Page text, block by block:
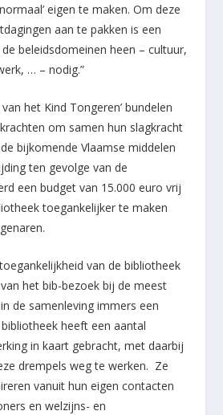
eigen te maken. Om deze
aan te pakken is een
beleidsdomeinen heen – cultuur,
… – nodig.”
het Kind Tongeren’ bundelen
om samen hun slagkracht
bijkomende Vlaamse middelen
ten gevolge van de
een budget van 15.000 euro vrij
toegankelijker te maken
van de bibliotheek
het bib-bezoek bij de meest
de samenleving immers een
heeft een aantal
in kaart gebracht, met daarbij
drempels weg te werken. Ze
vanuit hun eigen contacten
en welzijns- en